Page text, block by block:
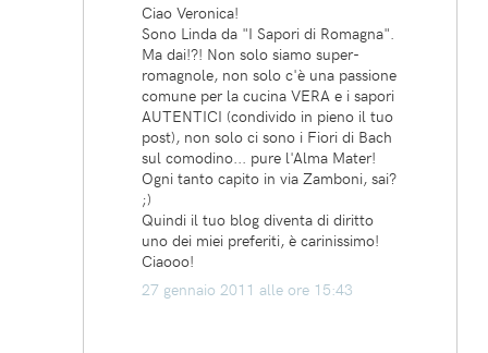
Ciao Veronica!
Sono Linda da "I Sapori di Romagna".
Ma dai!?! Non solo siamo super-
romagnole, non solo c'è una passione
comune per la cucina VERA e i sapori
AUTENTICI (condivido in pieno il tuo
post), non solo ci sono i Fiori di Bach
sul comodino... pure l'Alma Mater!
Ogni tanto capito in via Zamboni, sai?
;)
Quindi il tuo blog diventa di diritto
uno dei miei preferiti, è carinissimo!
Ciaooo!
27 gennaio 2011 alle ore 15:43